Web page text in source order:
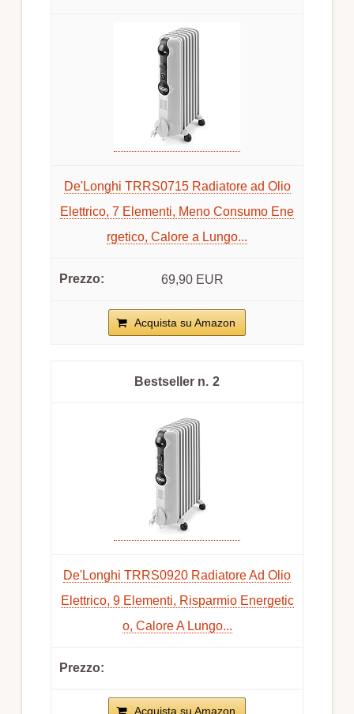
De'Longhi TRRS0715 Radiatore ad Olio
Elettrico, 7 Elementi, Meno Consumo Ene
rgetico, Calore a Lungo...
69,90 EUR
Acquista su Amazon
2
De'Longhi TRRS0920 Radiatore Ad Olio
Elettrico, 9 Elementi, Risparmio Energetic
o, Calore A Lungo...
Acquista su Amazon